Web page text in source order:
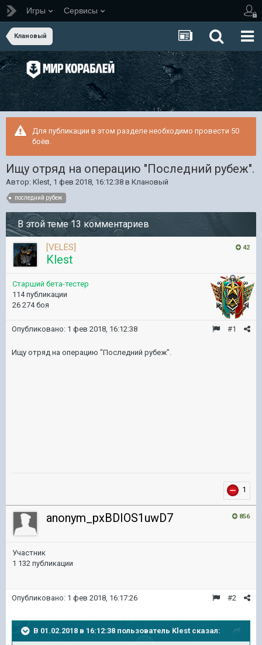
Игры Сервисы
Клановый
Для публикации в этом разделе необходимо провести 50
боёв.
Ищу отряд на операцию "Последний рубеж".
Автор: Klest, 1 фев 2018, 16:12:38 в Клановый
последний рубеж
В этой теме 13 комментариев
42
[VELES]
Klest
Старший бета-тестер
114 публикации
26 274 боя
#1
Опубликовано: 1 фев 2018, 16:12:38
Ищу отряд на операцию "Последний рубеж".
1
856
anonym_pxBDIOS1uwD7
Участник
1 132 публикации
#2
Опубликовано: 1 фев 2018, 16:17:26
В 01.02.2018 в 16:12:38 пользователь Klest сказал: